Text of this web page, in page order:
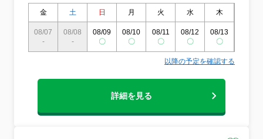
金 土 日 月 火 水 木
08/07
-
08/08
-
08/09
〇
08/10
〇
08/11
〇
08/12
〇
08/13
〇
以降の予定を確認する
詳細を見る